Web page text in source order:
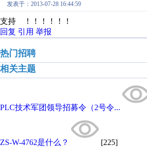
发表于：2013-07-28 16:44:59
支持 ！！！！！！
回复 引用 举报
热门招聘
相关主题
PLC技术军团领导招募令（2号令...
ZS-W-4762是什么？ [225]